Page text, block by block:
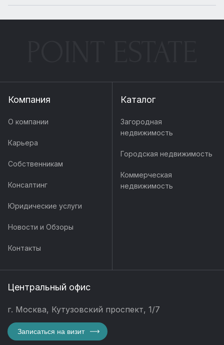
Компания
О компании
Карьера
Собственникам
Консалтинг
Юридические услуги
Новости и Обзоры
Контакты
Каталог
Загородная
недвижимость
Городская недвижимость
Коммерческая
недвижимость
Центральный офис
г. Москва, Кутузовский проспект, 1/7
Записаться на визит